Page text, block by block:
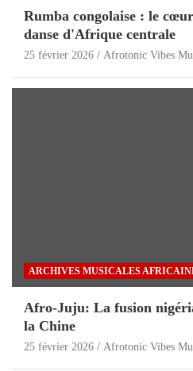
Rumba congolaise : le
danse d'Afrique centrale
25 février 2026 Afrotonic Vibes
ARCHIVES MUSICALES
Afro-Juju: La fusion
la Chine
25 février 2026 Afrotonic Vibes